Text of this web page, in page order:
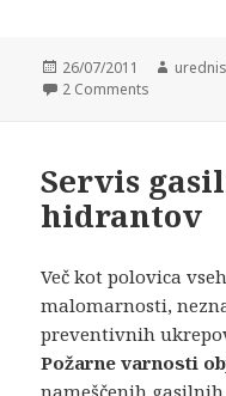
Posted
on
26/07/2011 Author
2 Comments
Servis
hidrantov
Več kot polovica
malomarnosti,
preventivnih
Požarne varnosti
nameščenih